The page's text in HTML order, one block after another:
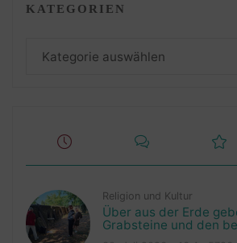
KATEGORIEN
Religion und Kultur
Über aus der Erde
Grabsteine und den